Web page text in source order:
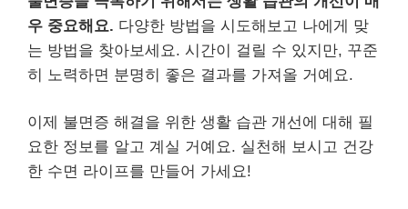
우 중요해요. 다양한 방법을 시도해보고 나에게 맞
는 방법을 찾아보세요. 시간이 걸릴 수 있지만, 꾸준
히 노력하면 분명히 좋은 결과를 가져올 거예요.
이제 불면증 해결을 위한 생활 습관 개선에 대해 필
요한 정보를 알고 계실 거예요. 실천해 보시고 건강
한 수면 라이프를 만들어 가세요!